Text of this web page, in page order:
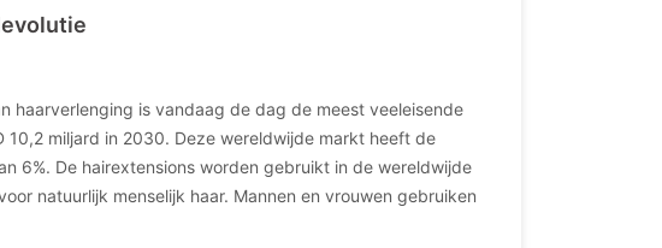
haarverlenging is vandaag de dag de meest veeleisende
miljard in 2030. Deze wereldwijde markt heeft de
6%. De hairextensions worden gebruikt in de wereldwijde
natuurlijk menselijk haar. Mannen en vrouwen gebruiken